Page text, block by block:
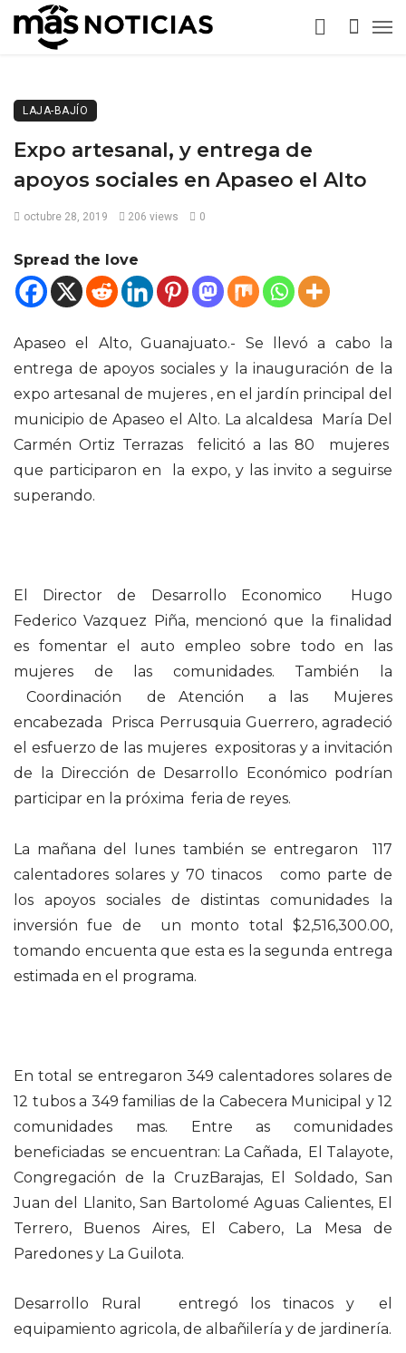
LAJA-BAJÍO
Expo artesanal, y entrega de
apoyos sociales en Apaseo el Alto
octubre 28, 2019 206 views 0
Spread the love
Apaseo el Alto, Guanajuato.- Se llevó a cabo la
entrega de apoyos sociales y la inauguración de la
expo artesanal de mujeres , en el jardín principal del
municipio de Apaseo el Alto. La alcaldesa María Del
Carmén Ortiz Terrazas felicitó a las 80 mujeres
que participaron en la expo, y las invito a seguirse
superando.
El Director de Desarrollo Economico Hugo
Federico Vazquez Piña, mencionó que la finalidad
es fomentar el auto empleo sobre todo en las
mujeres de las comunidades. También la
Coordinación de Atención a las Mujeres
encabezada Prisca Perrusquia Guerrero, agradeció
el esfuerzo de las mujeres expositoras y a invitación
de la Dirección de Desarrollo Económico podrían
participar en la próxima feria de reyes.
La mañana del lunes también se entregaron 117
calentadores solares y 70 tinacos como parte de
los apoyos sociales de distintas comunidades la
inversión fue de un monto total $2,516,300.00,
tomando encuenta que esta es la segunda entrega
estimada en el programa.
En total se entregaron 349 calentadores solares de
12 tubos a 349 familias de la Cabecera Municipal y 12
comunidades mas. Entre as comunidades
beneficiadas se encuentran: La Cañada, El Talayote,
Congregación de la CruzBarajas, El Soldado, San
Juan del Llanito, San Bartolomé Aguas Calientes, El
Terrero, Buenos Aires, El Cabero, La Mesa de
Paredones y La Guilota.
Desarrollo Rural entregó los tinacos y el
equipamiento agricola, de albañilería y de jardinería.